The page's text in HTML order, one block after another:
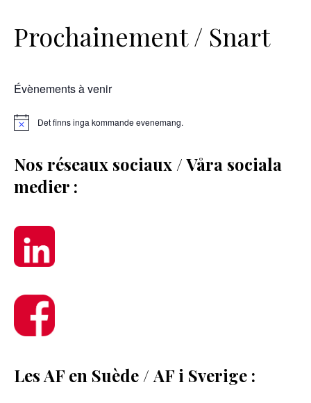
Prochainement / Snart
Évènements à venir
Det finns inga kommande evenemang.
Nos réseaux sociaux / Våra sociala
medier :
Les AF en Suède / AF i Sverige :